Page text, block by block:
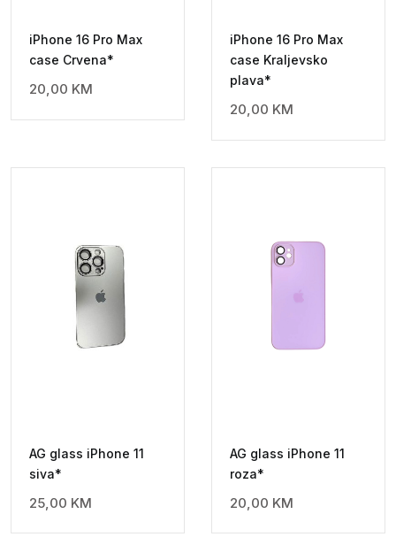
iPhone 16 Pro Max
case Crvena*
20,00 KM
iPhone 16 Pro Max
case Kraljevsko
plava*
20,00 KM
AG glass iPhone 11
siva*
25,00 KM
AG glass iPhone 11
roza*
20,00 KM